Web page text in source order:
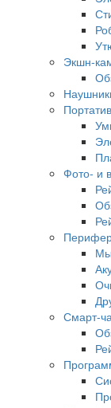
Экшн-
Фото- и
Смарт-